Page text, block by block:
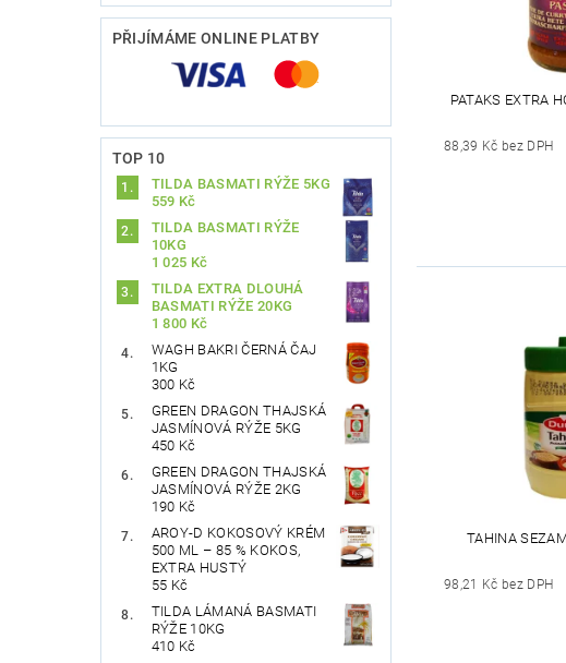
PŘIJÍMÁME ONLINE PLATBY
TOP 10
TILDA BASMATI RÝŽE 5KG
559 Kč
TILDA BASMATI RÝŽE
10KG
1 025 Kč
TILDA EXTRA DLOUHÁ
BASMATI RÝŽE 20KG
1 800 Kč
WAGH BAKRI ČERNÁ ČAJ
1KG
300 Kč
GREEN DRAGON THAJSKÁ
JASMÍNOVÁ RÝŽE 5KG
450 Kč
GREEN DRAGON THAJSKÁ
JASMÍNOVÁ RÝŽE 2KG
190 Kč
AROY-D KOKOSOVÝ KRÉM
500 ML – 85 % KOKOS,
EXTRA HUSTÝ
55 Kč
TILDA LÁMANÁ BASMATI
RÝŽE 10KG
410 Kč
PATAKS EXTRA
88,39 Kč bez DPH
TAHINA
98,21 Kč bez DPH